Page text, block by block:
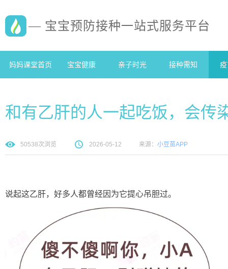
— 宝宝预防接种一站式服务平台
妈妈课堂首页 宝宝健康 亲子时光 接种需知
和有乙肝的人一起吃饭，会传
50538次浏览 2026-05-12 来源： 小豆苗APP
说起这乙肝，好多人都曾经因为它提心吊胆过。